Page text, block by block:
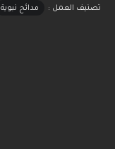
تصنيف العمل : مدائح نبوية